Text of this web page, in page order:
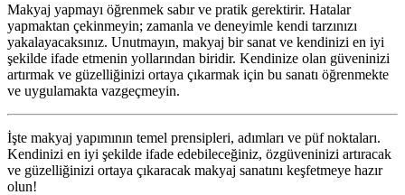
Makyaj yapmayı öğrenmek sabır ve pratik gerektirir. Hatalar
yapmaktan çekinmeyin; zamanla ve deneyimle kendi tarzınızı
yakalayacaksınız. Unutmayın, makyaj bir sanat ve kendinizi en iyi
şekilde ifade etmenin yollarından biridir. Kendinize olan güveninizi
artırmak ve güzelliğinizi ortaya çıkarmak için bu sanatı öğrenmekte
ve uygulamakta vazgeçmeyin.
İşte makyaj yapımının temel prensipleri, adımları ve püf noktaları.
Kendinizi en iyi şekilde ifade edebileceğiniz, özgüveninizi artıracak
ve güzelliğinizi ortaya çıkaracak makyaj sanatını keşfetmeye hazır
olun!